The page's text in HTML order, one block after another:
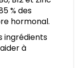
% des
hormonal.
ingrédients
à